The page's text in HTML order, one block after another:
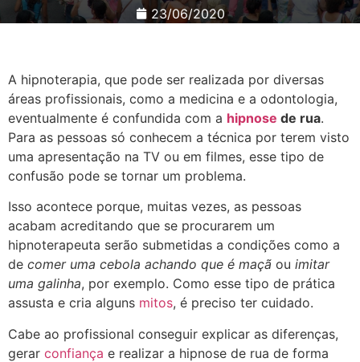
23/06/2020
A hipnoterapia, que pode ser realizada por diversas
áreas profissionais, como a medicina e a odontologia,
eventualmente é confundida com a hipnose de rua.
Para as pessoas só conhecem a técnica por terem visto
uma apresentação na TV ou em filmes, esse tipo de
confusão pode se tornar um problema.
Isso acontece porque, muitas vezes, as pessoas
acabam acreditando que se procurarem um
hipnoterapeuta serão submetidas a condições como a
de comer uma cebola achando que é maçã ou imitar
uma galinha, por exemplo. Como esse tipo de prática
assusta e cria alguns mitos, é preciso ter cuidado.
Cabe ao profissional conseguir explicar as diferenças,
gerar confiança e realizar a hipnose de rua de forma